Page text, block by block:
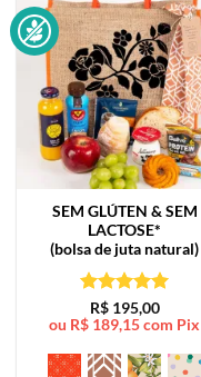
SEM GLÚTEN & SEM
LACTOSE*
(bolsa de juta natural)
Avaliação5
de 5
R$195,00
ou R$ 189,15com Pix